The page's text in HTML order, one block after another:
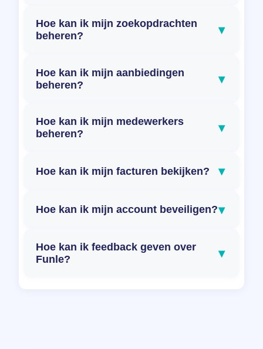
Hoe kan ik mijn zoekopdrachten
beheren?
▾
Hoe kan ik mijn aanbiedingen
beheren?
▾
Hoe kan ik mijn medewerkers
beheren?
▾
Hoe kan ik mijn facturen bekijken? ▾
Hoe kan ik mijn account beveiligen?▾
Hoe kan ik feedback geven over
Funle?
▾